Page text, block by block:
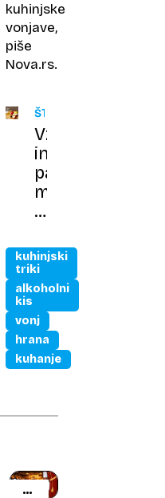
kuhinjske
vonjave,
piše
Nova.rs.
ŠTUDIJA
Vzpon
in
padec
mita
o
kisu:
Res
pomaga
pri
hujšanju?
kuhinjski
triki
alkoholni
kis
vonj
hrana
kuhanje
LEGENDARNI